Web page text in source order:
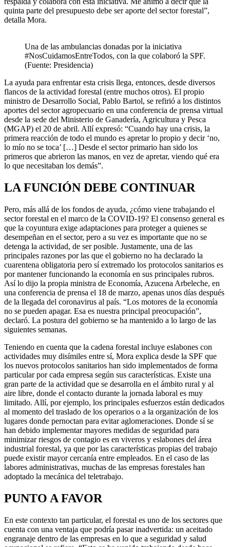
quinta parte del presupuesto debe ser aporte del sector forestal”,
detalla Mora.
Una de las ambulancias donadas por la iniciativa
#NosCuidamosEntreTodos, con la que colaboró la SPF.
(Fuente: Presidencia)
La ayuda para enfrentar esta crisis llega, entonces, desde diversos
flancos de la actividad forestal (entre muchos otros). El propio
ministro de Desarrollo Social, Pablo Bartol, se refirió a los distintos
aportes del sector agropecuario en una conferencia de prensa virtual
desde la sede del Ministerio de Ganadería, Agricultura y Pesca
(MGAP) el 20 de abril. Allí expresó: “Cuando hay una crisis, la
primera reacción de todo el mundo es apretar lo propio y decir ‘no,
lo mío no se toca’ […] Desde el sector primario han sido los
primeros que abrieron las manos, en vez de apretar, viendo qué era
lo que necesitaban los demás”.
LA FUNCIÓN DEBE CONTINUAR
Pero, más allá de los fondos de ayuda, ¿cómo viene trabajando el
sector forestal en el marco de la COVID-19? El consenso general es
que la coyuntura exige adaptaciones para proteger a quienes se
desempeñan en el sector, pero a su vez es importante que no se
detenga la actividad, de ser posible. Justamente, una de las
principales razones por las que el gobierno no ha declarado la
cuarentena obligatoria pero sí extremado los protocolos sanitarios es
por mantener funcionando la economía en sus principales rubros.
Así lo dijo la propia ministra de Economía, Azucena Arbeleche, en
una conferencia de prensa el 18 de marzo, apenas unos días después
de la llegada del coronavirus al país. “Los motores de la economía
no se pueden apagar. Esa es nuestra principal preocupación”,
declaró. La postura del gobierno se ha mantenido a lo largo de las
siguientes semanas.
Teniendo en cuenta que la cadena forestal incluye eslabones con
actividades muy disímiles entre sí, Mora explica desde la SPF que
los nuevos protocolos sanitarios han sido implementados de forma
particular por cada empresa según sus características. Existe una
gran parte de la actividad que se desarrolla en el ámbito rural y al
aire libre, donde el contacto durante la jornada laboral es muy
limitado. Allí, por ejemplo, los principales esfuerzos están dedicados
al momento del traslado de los operarios o a la organización de los
lugares donde pernoctan para evitar aglomeraciones. Donde sí se
han debido implementar mayores medidas de seguridad para
minimizar riesgos de contagio es en viveros y eslabones del área
industrial forestal, ya que por las características propias del trabajo
puede existir mayor cercanía entre empleados. En el caso de las
labores administrativas, muchas de las empresas forestales han
adoptado la mecánica del teletrabajo.
PUNTO A FAVOR
En este contexto tan particular, el forestal es uno de los sectores que
cuenta con una ventaja que podría pasar inadvertida: un aceitado
engranaje dentro de las empresas en lo que a seguridad y salud